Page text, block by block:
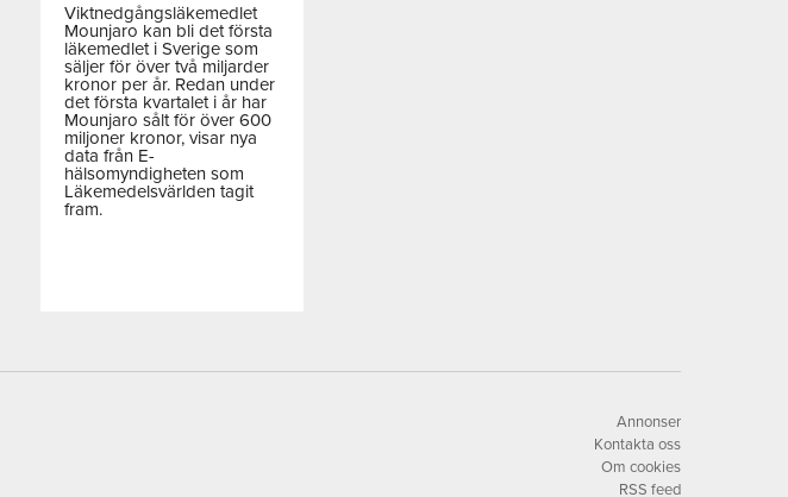
Viktnedgångsläkemedlet
Mounjaro kan bli det första
läkemedlet i Sverige som
säljer för över två miljarder
kronor per år. Redan under
det första kvartalet i år har
Mounjaro sålt för över 600
miljoner kronor, visar nya
data från E-
hälsomyndigheten som
Läkemedelsvärlden tagit
fram.
Annonser
Kontakta oss
Om cookies
RSS feed